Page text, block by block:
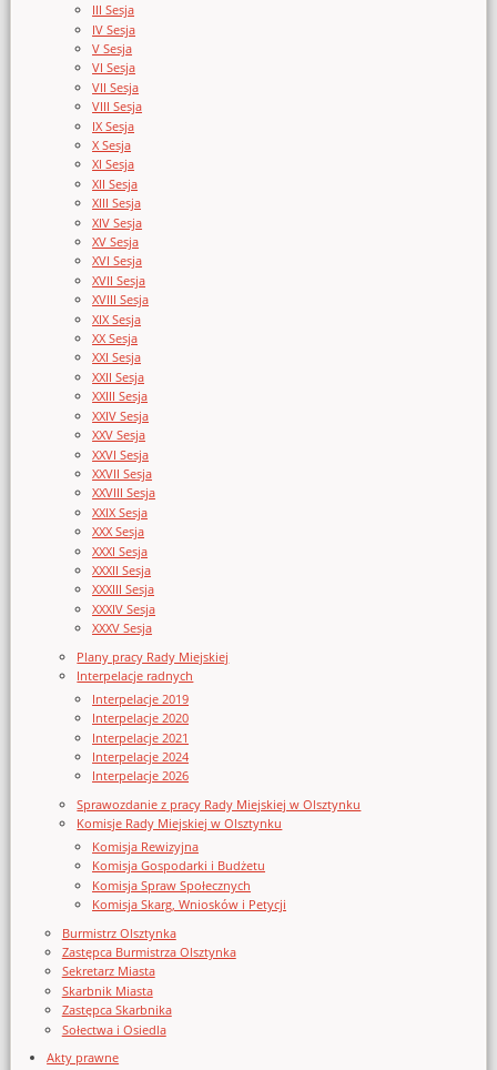
III Sesja
IV Sesja
V Sesja
VI Sesja
VII Sesja
VIII Sesja
IX Sesja
X Sesja
XI Sesja
XII Sesja
XIII Sesja
XIV Sesja
XV Sesja
XVI Sesja
XVII Sesja
XVIII Sesja
XIX Sesja
XX Sesja
XXI Sesja
XXII Sesja
XXIII Sesja
XXIV Sesja
XXV Sesja
XXVI Sesja
XXVII Sesja
XXVIII Sesja
XXIX Sesja
XXX Sesja
XXXI Sesja
XXXII Sesja
XXXIII Sesja
XXXIV Sesja
XXXV Sesja
Plany pracy Rady Miejskiej
Interpelacje radnych
Interpelacje 2019
Interpelacje 2020
Interpelacje 2021
Interpelacje 2024
Interpelacje 2026
Sprawozdanie z pracy Rady Miejskiej w Olsztynku
Komisje Rady Miejskiej w Olsztynku
Komisja Rewizyjna
Komisja Gospodarki i Budżetu
Komisja Spraw Społecznych
Komisja Skarg, Wniosków i Petycji
Burmistrz Olsztynka
Zastępca Burmistrza Olsztynka
Sekretarz Miasta
Skarbnik Miasta
Zastępca Skarbnika
Sołectwa i Osiedla
Akty prawne